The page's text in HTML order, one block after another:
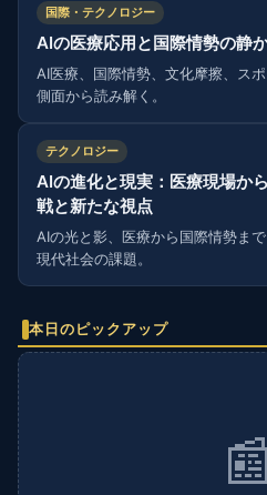
国際・テクノロジー
AIの医療応用と国際情勢の静
AI医療、国際情勢、文化摩擦、ス
側面から読み解く。
テクノロジー
AIの進化と現実：医療現場か
戦と新たな視点
AIの光と影、医療から国際情勢ま
現代社会の課題。
本日のピックアップ
📰